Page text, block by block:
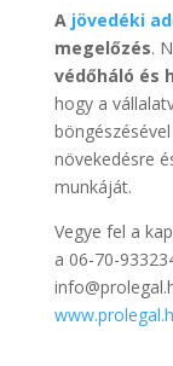
Ajövedéki
megelőzés.
védőháló és
hogy a
növekedésre
munkáját.
Vegye fel a
a 06-70-